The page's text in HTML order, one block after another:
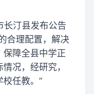
汀县发布公告
合理配置，解决
保障全县中学正
况，经研究，
任教。”